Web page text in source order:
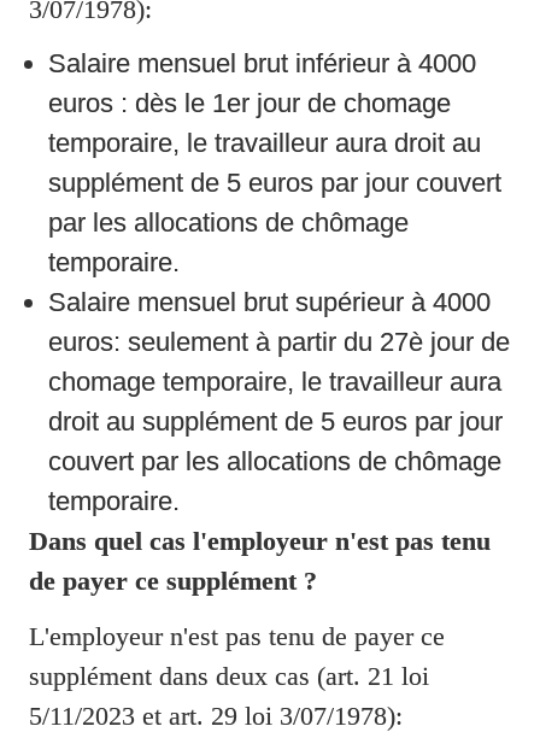
3/07/1978):
Salaire mensuel brut inférieur à 4000
euros : dès le 1er jour de chomage
temporaire, le travailleur aura droit au
supplément de 5 euros par jour couvert
par les allocations de chômage
temporaire.
Salaire mensuel brut supérieur à 4000
euros: seulement à partir du 27è jour de
chomage temporaire, le travailleur aura
droit au supplément de 5 euros par jour
couvert par les allocations de chômage
temporaire.
Dans quel cas l'employeur n'est pas tenu
de payer ce supplément ?
L'employeur n'est pas tenu de payer ce
supplément dans deux cas (art. 21 loi
5/11/2023 et art. 29 loi 3/07/1978):